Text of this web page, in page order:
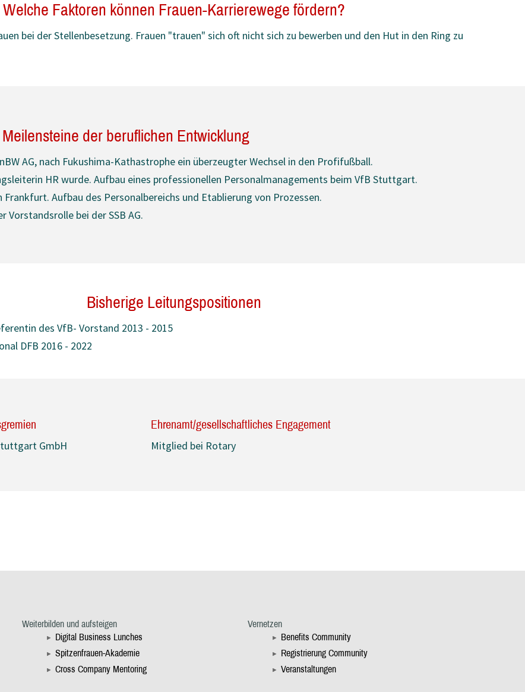
Welche Faktoren können Frauen-Karrierewege fördern?
bei der Stellenbesetzung. Frauen "trauen" sich oft nicht sich zu bewerben und den Hut in den Ring zu
Meilensteine der beruflichen Entwicklung
AG, nach Fukushima-Kathastrophe ein überzeugter Wechsel in den Profifußball.
HR wurde. Aufbau eines professionellen Personalmanagements beim VfB Stuttgart.
Frankfurt. Aufbau des Personalbereichs und Etablierung von Prozessen.
Vorstandsrolle bei der SSB AG.
Bisherige Leitungspositionen
des VfB- Vorstand 2013 - 2015
DFB 2016 - 2022
GmbH
Ehrenamt/gesellschaftliches Engagement
Mitglied bei Rotary
Weiterbilden und aufsteigen
Digital Business Lunches
Spitzenfrauen-Akademie
Cross Company Mentoring
Vernetzen
Benefits Community
Registrierung Community
Veranstaltungen